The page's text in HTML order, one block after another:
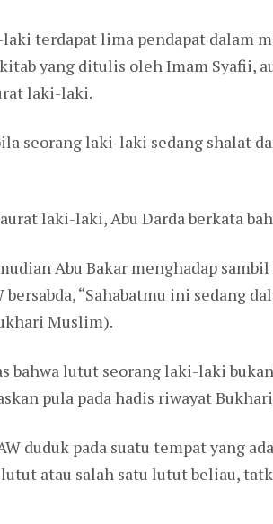
terdapat lima pendapat dalam
yang ditulis oleh Imam Syafii,
laki-laki.
seorang laki-laki sedang shalat
laki-laki, Abu Darda berkata
Abu Bakar menghadap
“Sahabatmu ini sedang
Muslim).
lutut seorang laki-laki
pula pada hadis riwayat
duduk pada suatu tempat yang
atau salah satu lutut beliau,